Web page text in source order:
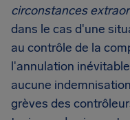
circonstances
dans le cas d'une
au contrôle de la
l'annulation
aucune
grèves des